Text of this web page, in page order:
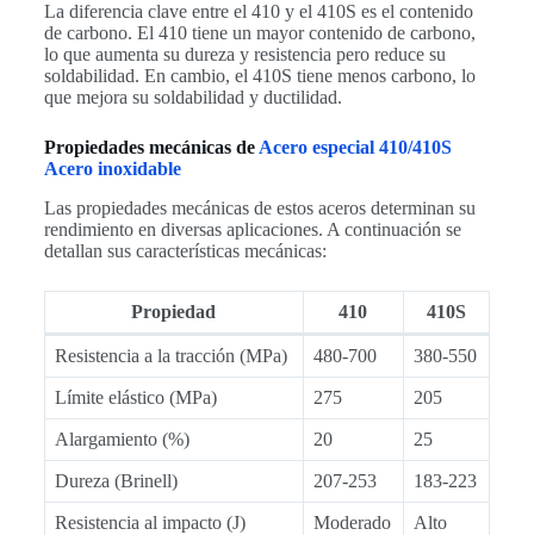
La diferencia clave entre el 410 y el 410S es el contenido
de carbono. El 410 tiene un mayor contenido de carbono,
lo que aumenta su dureza y resistencia pero reduce su
soldabilidad. En cambio, el 410S tiene menos carbono, lo
que mejora su soldabilidad y ductilidad.
Propiedades mecánicas deAcero especial 410/410S
Acero inoxidable
Las propiedades mecánicas de estos aceros determinan su
rendimiento en diversas aplicaciones. A continuación se
detallan sus características mecánicas:
Propiedad 410 410S
Resistencia a la tracción (MPa) 480-700 380-550
Límite elástico (MPa) 275 205
Alargamiento (%) 20 25
Dureza (Brinell) 207-253 183-223
Resistencia al impacto (J) Moderado
Alto